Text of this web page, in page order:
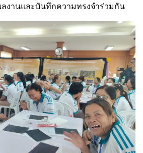
งานและบันทึกความทรงจำร่วมกัน